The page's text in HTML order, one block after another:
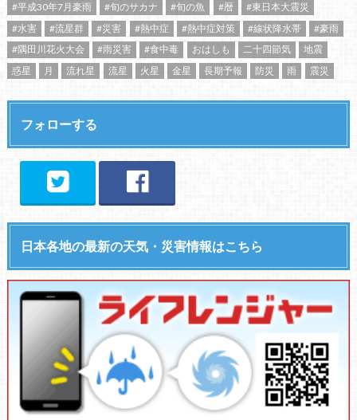
#平成30年7月豪雨
#旬のサカナ #旬の魚 #暦
#東日本大震災
#水害
#流星群 #災害 #熱中症 #熱中症対策 #線状降水帯
#豪雨
#隅田川花火大会
#雨災害 #食中毒 おはしも 二十四節気
地震
惑星
月 流れ星 流星 火星 金星 長期予報 防災 雨 震災
フォローする
日本各地の最新の天気・災害情報はこちら